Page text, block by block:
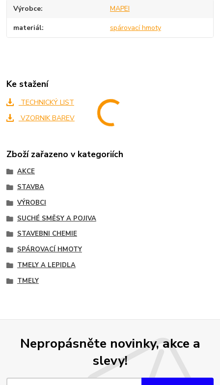
Výrobce MAPEI
materiál spárovací hmoty
Ke stažení
TECHNICKÝ LIST
VZORNIK BAREV
Zboží zařazeno v kategoriích
AKCE
STAVBA
VÝROBCI
SUCHÉ SMĚSY A POJIVA
STAVEBNI CHEMIE
SPÁROVACÍ HMOTY
TMELY A LEPIDLA
TMELY
Nepropásněte novinky, akce a
slevy!